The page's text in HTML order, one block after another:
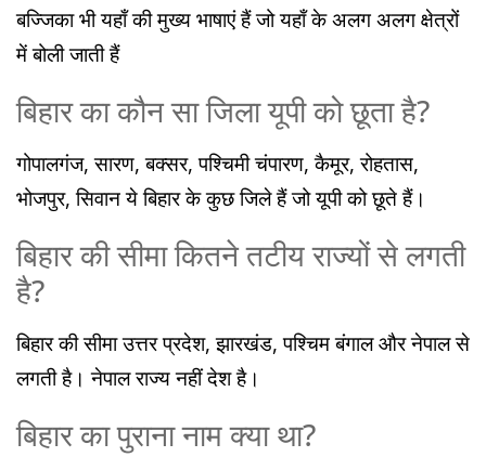
बज्जिका भी यहाँ की मुख्य भाषाएं हैं जो यहाँ के अलग अलग क्षेत्रों
में बोली जाती हैं
बिहार का कौन सा जिला यूपी को छूता है?
गोपालगंज, सारण, बक्सर, पश्चिमी चंपारण, कैमूर, रोहतास,
भोजपुर, सिवान ये बिहार के कुछ जिले हैं जो यूपी को छूते हैं।
बिहार की सीमा कितने तटीय राज्यों से लगती
है?
बिहार की सीमा उत्तर प्रदेश, झारखंड, पश्चिम बंगाल और नेपाल से
लगती है। नेपाल राज्य नहीं देश है।
बिहार का पुराना नाम क्या था?